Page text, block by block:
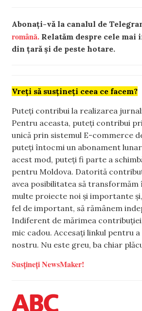
Abonați-vă la canalul de
română. Relatăm despre cele
din țară și de peste hotare.
Vreți să susțineți ceea ce facem?
Puteți contribui la realizarea
Pentru aceasta, puteți contribui
unică prin sistemul E-commerce
puteți întocmi un abonament
acest mod, puteți fi parte a
pentru Moldova. Datorită
avea posibilitatea să transformăm
multe proiecte noi și importante
fel de important, să rămânem
Indiferent de mărimea
mic cadou. Accesați linkul pentru
nostru. Nu este greu, ba chiar
Susțineți NewsMaker!